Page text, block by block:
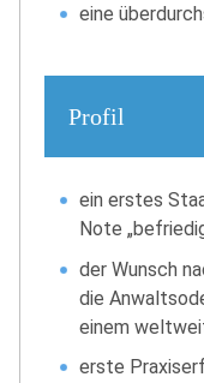
eine
Profil
ein erstes
Note
der Wunsch
die
einem
erste